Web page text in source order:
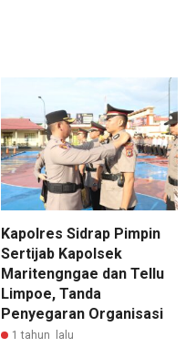
Kapolres Sidrap Pimpin
Sertijab Kapolsek
Maritengngae dan Tellu
Limpoe, Tanda
Penyegaran Organisasi
1 tahun lalu